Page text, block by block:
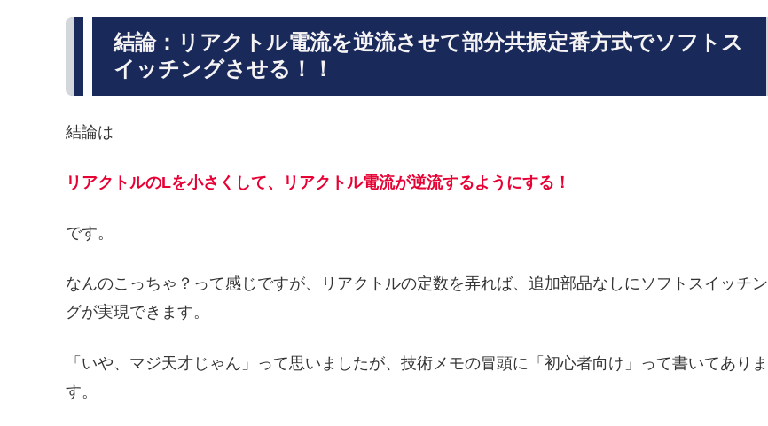
結論：リアクトル電流を逆流させて部分共振定番方式でソフトス
イッチングさせる！！
結論は
リアクトルのLを小さくして、リアクトル電流が逆流するようにする！
です。
なんのこっちゃ？って感じですが、リアクトルの定数を弄れば、追加部品なしにソフトスイッチン
グが実現できます。
「いや、マジ天才じゃん」って思いましたが、技術メモの冒頭に「初心者向け」って書いてありま
す。